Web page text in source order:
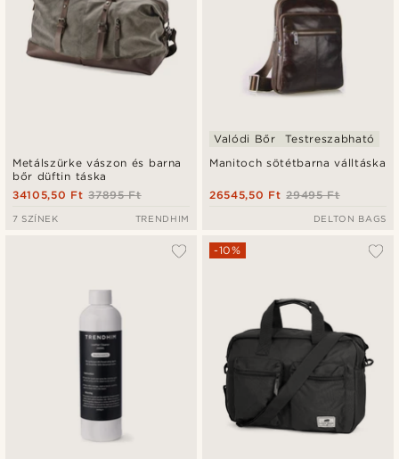
Metálszürke vászon és barna
bőr düftin táska
37895 Ft
34105,50 Ft
7 SZÍNEK TRENDHIM
Manitoch sötétbarna válltáska
Valódi Bőr Testreszabható
29495 Ft
26545,50 Ft
DELTON BAGS
-10%